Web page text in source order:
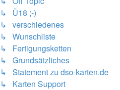
↳ Ü18 ;-)
↳ verschiedenes
↳ Wunschliste
↳ Fertigungsketten
↳ Grundsätzliches
↳ Statement zu dso-karten.de
↳ Karten Support